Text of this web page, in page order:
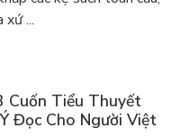
xứ ...
Cuốn Tiểu Thuyết
Đọc Cho Người Việt